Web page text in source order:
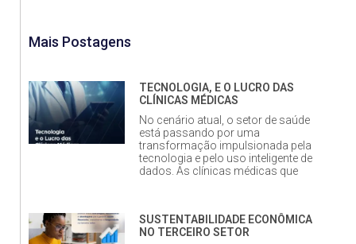
Mais Postagens
TECNOLOGIA, E O LUCRO DAS
CLÍNICAS MÉDICAS
No cenário atual, o setor de saúde
está passando por uma
transformação impulsionada pela
tecnologia e pelo uso inteligente de
dados. As clínicas médicas que
SUSTENTABILIDADE ECONÔMICA
NO TERCEIRO SETOR